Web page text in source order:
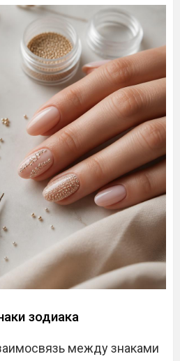
зодиака
между знаками